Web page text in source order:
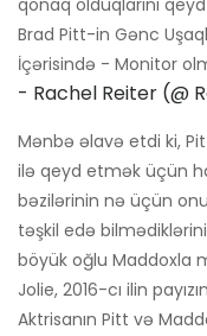
qonaq olduqlarını
Brad Pitt-in Gənc
İçərisində - Monitor
- Rachel Reiter (@
Mənbə əlavə etdi ki,
ilə qeyd etmək üçün
bəzilərinin nə üçün
təşkil edə
böyük oğlu Maddoxla
Jolie, 2016-cı ilin
Aktrisanın Pitt və